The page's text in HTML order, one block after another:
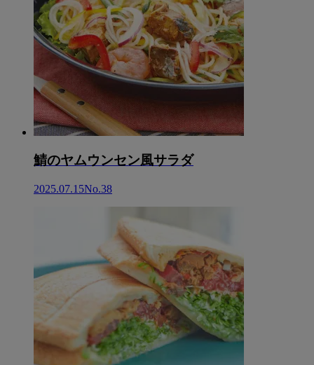
鯖のヤムウンセン風サラダ
2025.07.15No.38